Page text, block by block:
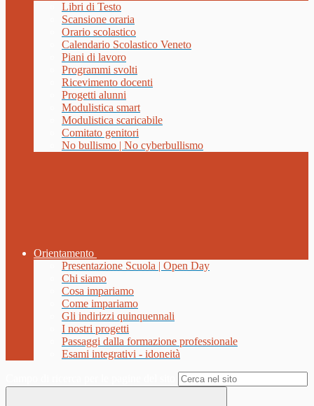
Libri di Testo
Scansione oraria
Orario scolastico
Calendario Scolastico Veneto
Piani di lavoro
Programmi svolti
Ricevimento docenti
Progetti alunni
Modulistica smart
Modulistica scaricabile
Comitato genitori
No bullismo | No cyberbullismo
Orientamento
Presentazione Scuola | Open Day
Chi siamo
Cosa impariamo
Come impariamo
Gli indirizzi quinquennali
I nostri progetti
Passaggi dalla formazione professionale
Esami integrativi - idoneità